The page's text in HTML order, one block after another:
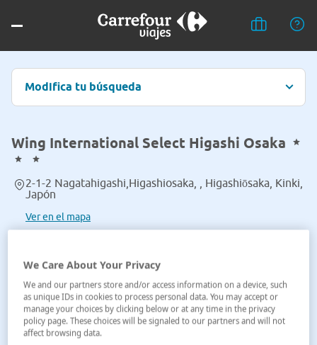
Modifica tu búsqueda
Wing International Select Higashi Osaka
2-1-2 Nagatahigashi,Higashiosaka, , Higashiōsaka, Kinki,
Japón
Ver en el mapa
We Care About Your Privacy
We and our partners store and/or access information on a device, such
as unique IDs in cookies to process personal data. You may accept or
manage your choices by clicking below or at any time in the privacy
policy page. These choices will be signaled to our partners and will not
affect browsing data.